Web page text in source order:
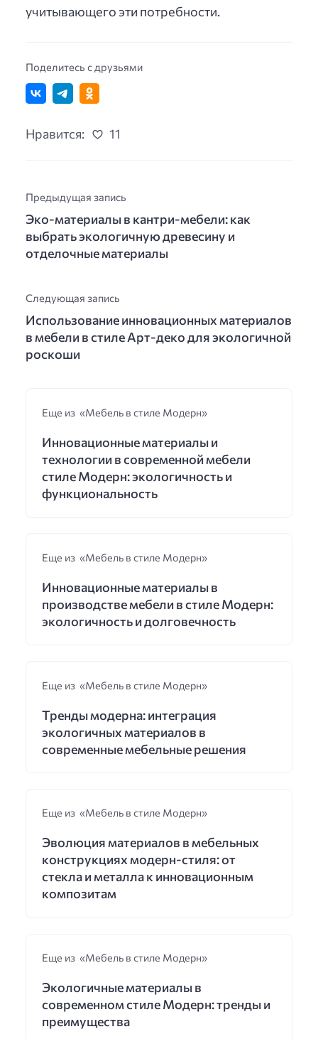
учитывающего эти потребности.
Поделитесь с друзьями
Нравится: 11
Предыдущая запись
Эко-материалы в кантри-мебели: как
выбрать экологичную древесину и
отделочные материалы
Следующая запись
Использование инновационных материалов
в мебели в стиле Арт-деко для экологичной
роскоши
Еще из «Мебель в стиле Модерн»
Инновационные материалы и
технологии в современной мебели
стиле Модерн: экологичность и
функциональность
Еще из «Мебель в стиле Модерн»
Инновационные материалы в
производстве мебели в стиле Модерн:
экологичность и долговечность
Еще из «Мебель в стиле Модерн»
Тренды модерна: интеграция
экологичных материалов в
современные мебельные решения
Еще из «Мебель в стиле Модерн»
Эволюция материалов в мебельных
конструкциях модерн-стиля: от
стекла и металла к инновационным
композитам
Еще из «Мебель в стиле Модерн»
Экологичные материалы в
современном стиле Модерн: тренды и
преимущества